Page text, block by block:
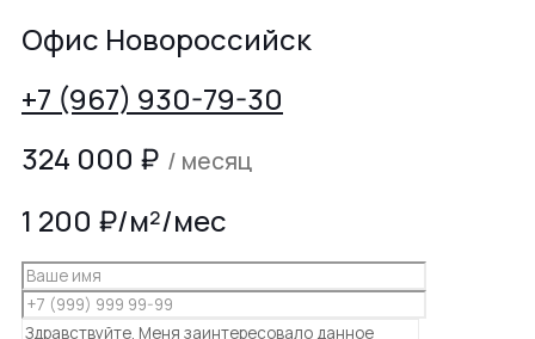
Офис Новороссийск
+7 (967) 930-79-30
324 000 ₽ / месяц
1 200 ₽/м²/мес